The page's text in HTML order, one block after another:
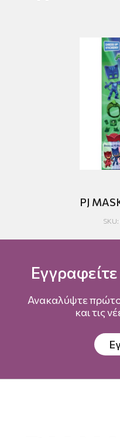
PJ
Ανακαλύψτε
και τις